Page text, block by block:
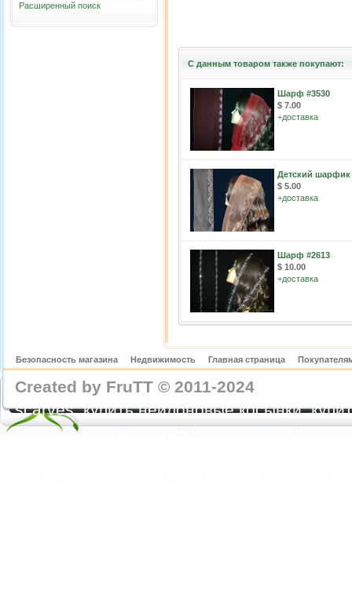
Расширенный поиск
С данным товаром также покупают:
Шарф #3530
$ 7.00
+доставка
Детский шарфик
$ 5.00
+доставка
Шарф #2613
$ 10.00
+доставка
Безопасность магазина Недвижимость Главная страница
Created by FruTT © 2011-2024
scarves, купить нейлоновые косынки,
купить газовые косынки, купить